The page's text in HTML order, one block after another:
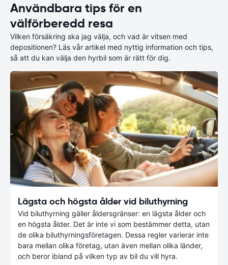
Användbara tips för en
välförberedd resa
Vilken försäkring ska jag välja, och vad är vitsen med
depositionen? Läs vår artikel med nyttig information och tips,
så att du kan välja den hyrbil som är rätt för dig.
Lägsta och högsta ålder vid biluthyrning
Vid biluthyrning gäller åldersgränser: en lägsta ålder och
en högsta ålder. Det är inte vi som bestämmer detta, utan
de olika biluthyrningsföretagen. Dessa regler varierar inte
bara mellan olika företag, utan även mellan olika länder,
och beror ibland på vilken typ av bil du vill hyra.